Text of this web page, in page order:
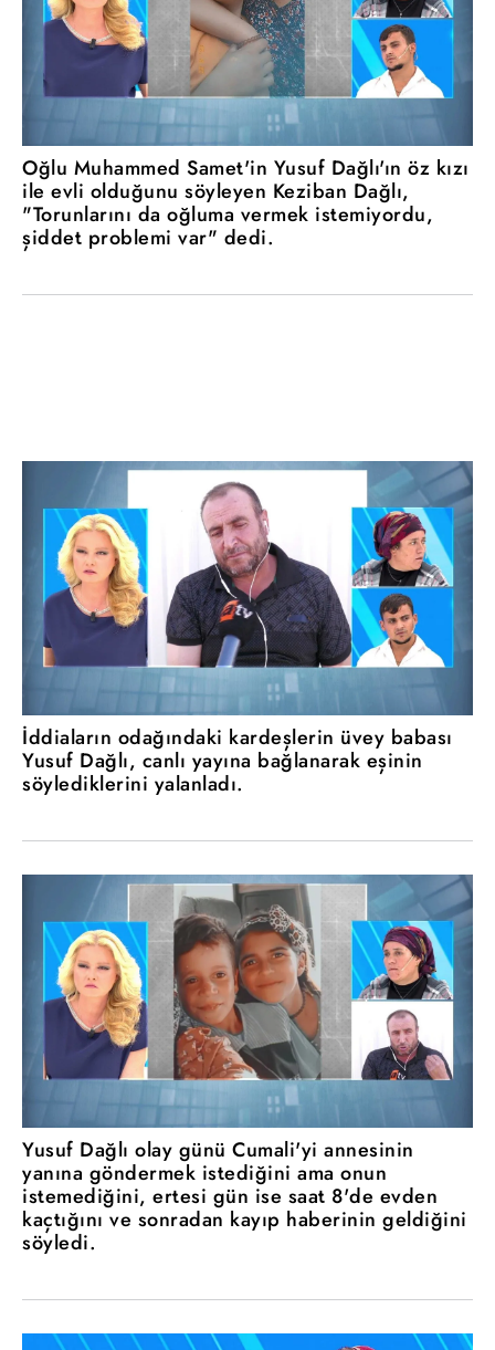
Oğlu Muhammed Samet'in Yusuf Dağlı'ın öz kızı
ile evli olduğunu söyleyen Keziban Dağlı,
"Torunlarını da oğluma vermek istemiyordu,
şiddet problemi var" dedi.
İddiaların odağındaki kardeşlerin üvey babası
Yusuf Dağlı, canlı yayına bağlanarak eşinin
söylediklerini yalanladı.
Yusuf Dağlı olay günü Cumali'yi annesinin
yanına göndermek istediğini ama onun
istemediğini, ertesi gün ise saat 8'de evden
kaçtığını ve sonradan kayıp haberinin geldiğini
söyledi.